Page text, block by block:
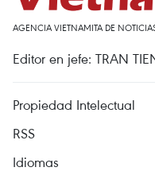
AGENCIA VIETNAMITA DE
Editor en jefe: TRAN
Propiedad Intelectual
RSS
Idiomas